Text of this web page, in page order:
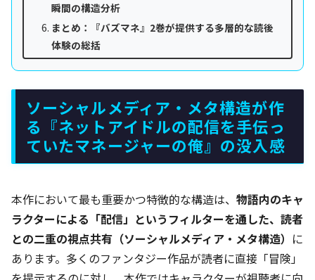
瞬間の構造分析
まとめ：『バズマネ』2巻が提供する多層的な読後
体験の総括
ソーシャルメディア・メタ構造が作
る『ネットアイドルの配信を手伝っ
ていたマネージャーの俺』の没入感
本作において最も重要かつ特徴的な構造は、 物語内のキャ
ラクターによる「配信」というフィルターを通した、読者
との二重の視点共有（ソーシャルメディア・メタ構造） に
あります。多くのファンタジー作品が読者に直接「冒険」